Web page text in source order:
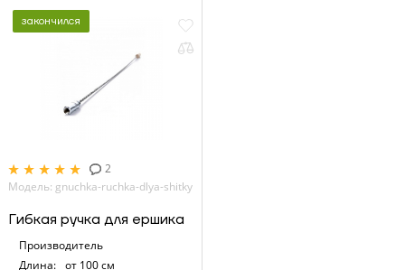
закончился
2
Модель: gnuchka-ruchka-dlya-shitky
Гибкая ручка для ершика
Производитель
Длина: от 100 см